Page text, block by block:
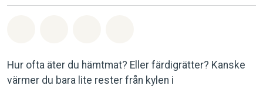
Hur ofta äter du hämtmat? Eller färdigrätter? Kanske
värmer du bara lite rester från kylen i